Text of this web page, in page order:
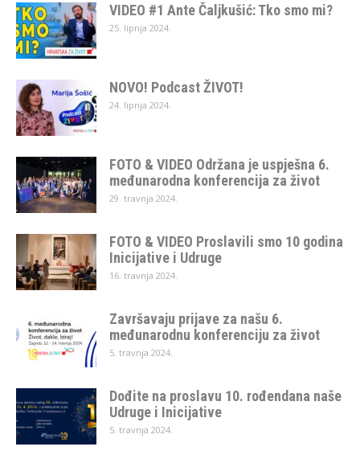
VIDEO #1 Ante Čaljkušić: Tko smo mi?
25. lipnja 2024.
NOVO! Podcast ŽIVOT!
24. lipnja 2024.
FOTO & VIDEO Održana je uspješna 6.
međunarodna konferencija za život
29. travnja 2024.
FOTO & VIDEO Proslavili smo 10 godina
Inicijative i Udruge
16. travnja 2024.
Završavaju prijave za našu 6.
međunarodnu konferenciju za život
5. travnja 2024.
Dođite na proslavu 10. rođendana naše
Udruge i Inicijative
5. travnja 2024.